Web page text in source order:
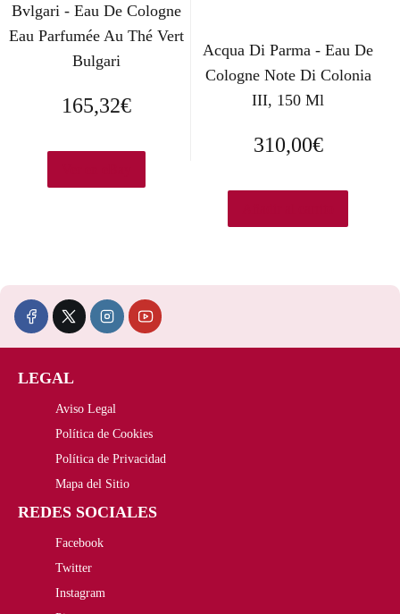
Bvlgari - Eau De Cologne
Eau Parfumée Au Thé Vert
Bulgari
165,32€
Acqua Di Parma - Eau De
Cologne Note Di Colonia
III, 150 Ml
310,00€
LEGAL
Aviso Legal
Política de Cookies
Política de Privacidad
Mapa del Sitio
REDES SOCIALES
Facebook
Twitter
Instagram